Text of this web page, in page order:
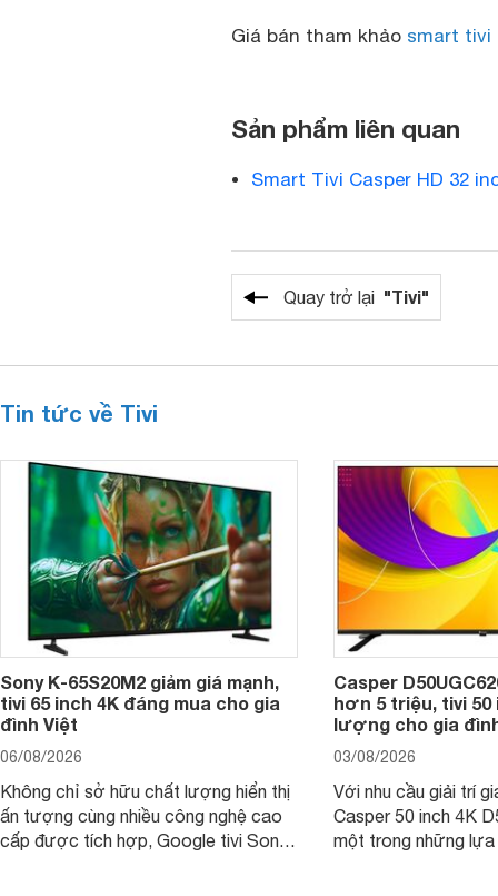
Giá bán tham khảo smart tivi
Sản phẩm liên quan
Smart Tivi Casper HD 32
Quay trở lại "Tivi"
Tin tức về Tivi
Sony K-65S20M2 giảm giá mạnh,
tivi 65 inch 4K đáng mua cho gia
đình Việt
06/08/2026
Không chỉ sở hữu chất lượng hiển thị
ấn tượng cùng nhiều công nghệ cao
cấp được tích hợp, Google tivi Sony
Casper
hơn 5 triệu, tivi 50
lượng cho gia
03/08/2026
Với nhu cầu giải trí
Casper 50 inch 4K
một trong những lựa